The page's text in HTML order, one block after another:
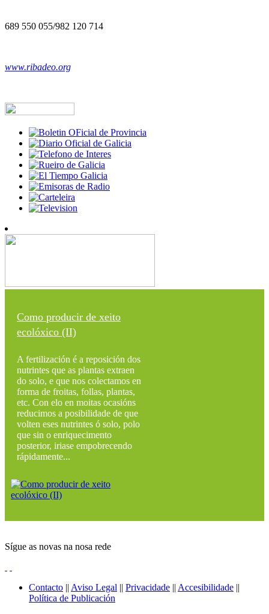
689 550 055/982 120 714
www.ribadeo.org
Como producir de xeito
ecolóxico (II)
A fertilización é a reposición dos
nutrintes que as plantas extraen
do solo, e que nos colectamos en
forma de froitas, follas, plantas,
etc. Con elo en moitas ocasións
reducimos a posibilidade de que
volten eses nutrintes ó solo, polo
que sin o enriquecimento
posterior, iriase empobrecendo
rápidamente...
Sígue as novas na nosa rede
Contacto || Aviso Legal || Privacidade || Accesibilidade ||
Política de Publicación